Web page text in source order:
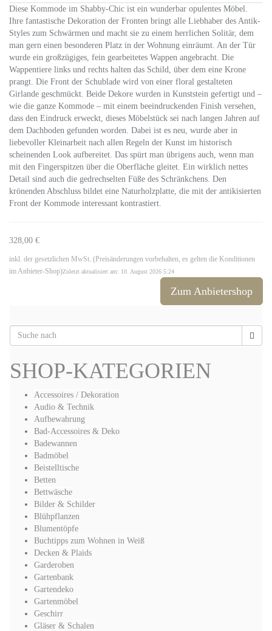
Diese Kommode im Shabby-Chic ist ein wunderbar opulentes Möbel.
Ihre fantastische Dekoration der Fronten bringt alle Liebhaber des Antik-
Styles zum Schwärmen und macht sie zu einem herrlichen Solitär, dem
man gern einen besonderen Platz in der Wohnung einräumt. An der Tür
wurde ein großzügiges, fein gearbeitetes Wappen angebracht. Die
Wappentiere links und rechts halten das Schild, über dem eine Krone
prangt. Die Front der Schublade wird von einer floral gestalteten
Girlande geschmückt. Beide Dekore wurden in Kunststein gefertigt und –
wie die ganze Kommode – mit einem beeindruckenden Finish versehen,
dass den Eindruck erweckt, dieses Möbelstück sei nach langen Jahren auf
dem Dachboden gefunden worden. Dabei ist es neu, wurde aber in
liebevoller Kleinarbeit nach allen Regeln der Kunst im historisch
scheinenden Look aufbereitet. Das spürt man übrigens auch, wenn man
mit den Fingerspitzen über die Oberfläche gleitet. Ein wirklich nettes
Detail sind auch die gedrechselten Füße des Schränkchens. Den
krönenden Abschluss bildet eine Naturholzplatte, die mit der antikisierten
Front der Kommode interessant kontrastiert.
328,00 €
inkl. der gesetzlichen MwSt. (Preisänderungen vorbehalten, es gelten die Konditionen
im Anbieter-Shop)Zuletzt aktualisiert am: 10. August 2026 5:24
Zum Anbietershop
SHOP-KATEGORIEN
Accessoires / Dekoration
Audio & Technik
Aufbewahrung
Bad-Accessoires & Deko
Badewannen
Badmöbel
Beistelltische
Betten
Bettwäsche
Bilder & Schilder
Blühpflanzen
Blumentöpfe
Buchtipps zum Wohnen in Weiß
Decken & Plaids
Garderoben
Gartenbank
Gartendeko
Gartenmöbel
Geschirr
Gläser & Schalen